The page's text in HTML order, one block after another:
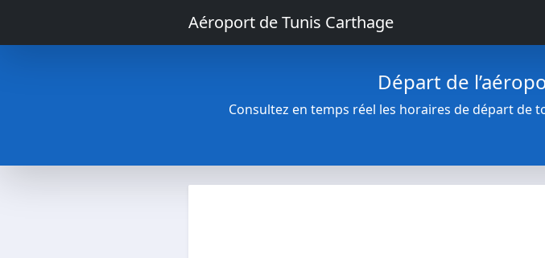
Aéroport de Tunis Carthage
Départ de
Consultez en temps réel les horaires de départ de